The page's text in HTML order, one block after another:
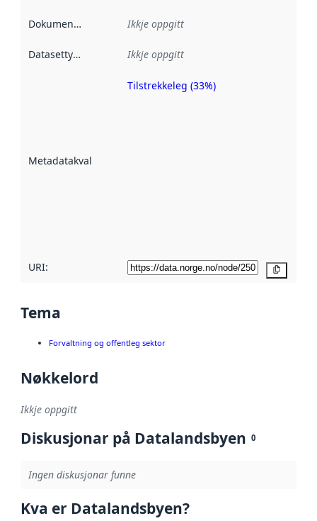
Dokumentasjon Ikkje oppgitt
Datasettype Ikkje oppgitt
Metadatakvalitet
Metadatakvalitet
Tilstrekkeleg (33%)
URI:
Tema
Forvaltning og offentleg sektor
Nøkkelord
Ikkje oppgitt
Diskusjonar på Datalandsbyen 0
Ingen diskusjonar funne
Kva er Datalandsbyen?